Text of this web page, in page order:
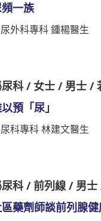
一族
外科專科 鍾楊醫生
科 / 女士 / 男士 /
預「尿」
科專科 林建文醫生
科 / 前列線 / 男
藥劑師談前列腺